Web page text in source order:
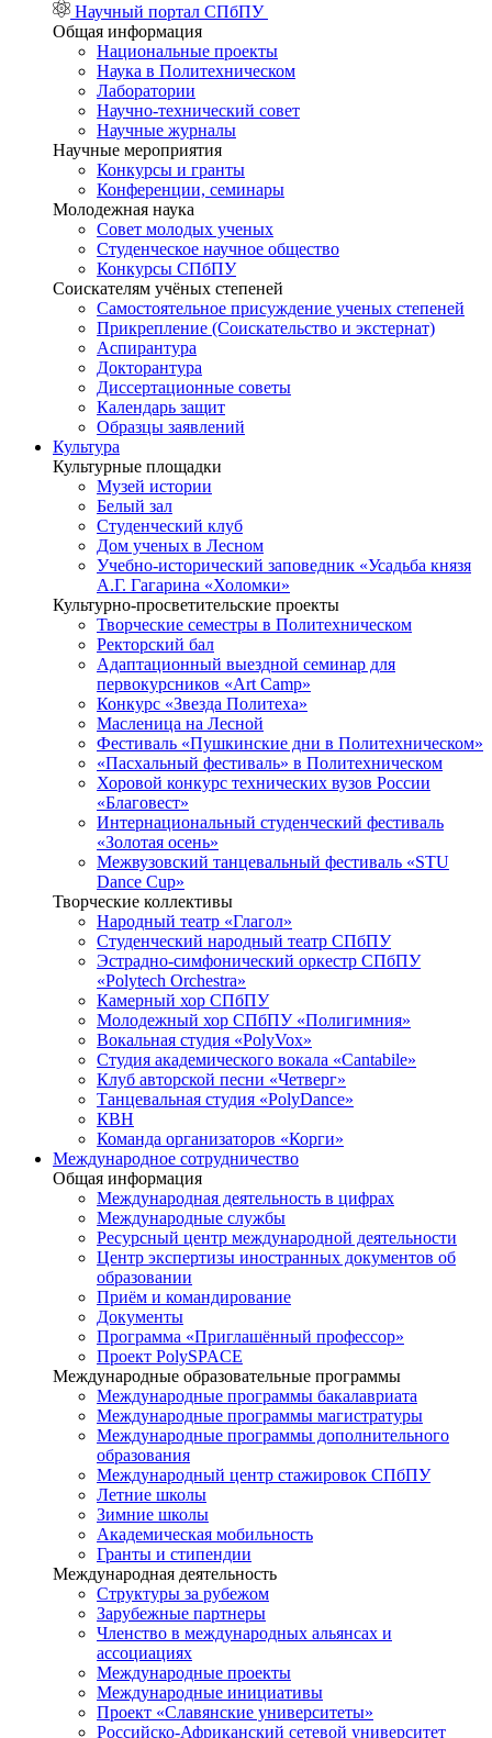
Научный портал СПбПУ
Общая информация
Национальные проекты
Наука в Политехническом
Лаборатории
Научно-технический совет
Научные журналы
Научные мероприятия
Конкурсы и гранты
Конференции, семинары
Молодежная наука
Совет молодых ученых
Студенческое научное общество
Конкурсы СПбПУ
Соискателям учёных степеней
Самостоятельное присуждение ученых степеней
Прикрепление (Соискательство и экстернат)
Аспирантура
Докторантура
Диссертационные советы
Календарь защит
Образцы заявлений
Культура
Культурные площадки
Музей истории
Белый зал
Студенческий клуб
Дом ученых в Лесном
Учебно-исторический заповедник «Усадьба князя
А.Г. Гагарина «Холомки»
Культурно-просветительские проекты
Творческие семестры в Политехническом
Ректорский бал
Адаптационный выездной семинар для
первокурсников «Art Camp»
Конкурс «Звезда Политеха»
Масленица на Лесной
Фестиваль «Пушкинские дни в Политехническом»
«Пасхальный фестиваль» в Политехническом
Хоровой конкурс технических вузов России
«Благовест»
Интернациональный студенческий фестиваль
«Золотая осень»
Межвузовский танцевальный фестиваль «STU
Dance Cup»
Творческие коллективы
Народный театр «Глагол»
Студенческий народный театр СПбПУ
Эстрадно-симфонический оркестр СПбПУ
«Polytech Orchestra»
Камерный хор СПбПУ
Молодежный хор СПбПУ «Полигимния»
Вокальная студия «PolyVox»
Студия академического вокала «Cantabile»
Клуб авторской песни «Четверг»
Танцевальная студия «PolyDance»
КВН
Команда организаторов «Корги»
Международное сотрудничество
Общая информация
Международная деятельность в цифрах
Международные службы
Ресурсный центр международной деятельности
Центр экспертизы иностранных документов об
образовании
Приём и командирование
Документы
Программа «Приглашённый профессор»
Проект PolySPACE
Международные образовательные программы
Международные программы бакалавриата
Международные программы магистратуры
Международные программы дополнительного
образования
Международный центр стажировок СПбПУ
Летние школы
Зимние школы
Академическая мобильность
Гранты и стипендии
Международная деятельность
Структуры за рубежом
Зарубежные партнеры
Членство в международных альянсах и
ассоциациях
Международные проекты
Международные инициативы
Проект «Славянские университеты»
Российско-Африканский сетевой университет